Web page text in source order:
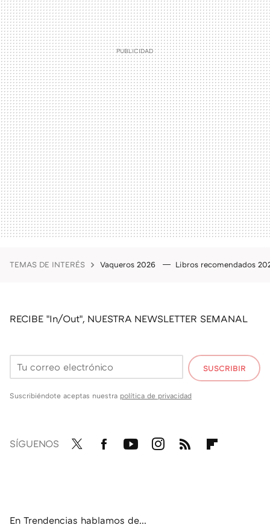
TEMAS DE INTERÉS Vaqueros 2026 Libros recomendados
RECIBE "In/Out", NUESTRA NEWSLETTER SEMANAL
SUSCRIBIR
Suscribiéndote aceptas nuestra política de privacidad
SÍGUENOS
En Trendencias hablamos de...